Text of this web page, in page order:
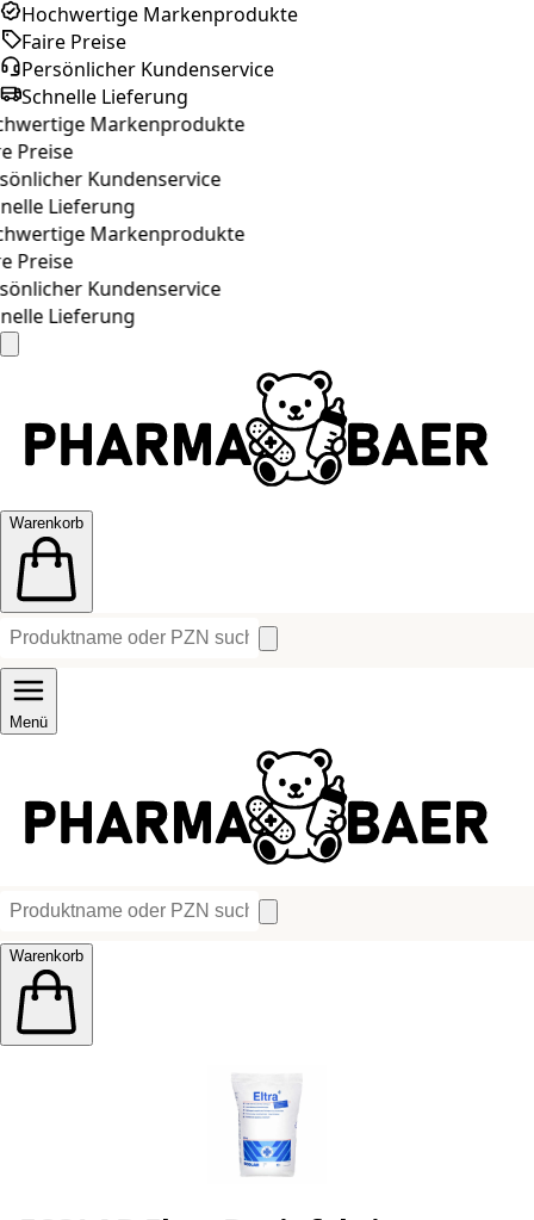
Hochwertige Markenprodukte
Faire Preise
Persönlicher Kundenservice
Schnelle Lieferung
Markenprodukte
Preise
Kundenservice
Lieferung
Markenprodukte
Preise
Kundenservice
Lieferung
Warenkorb
Menü
Warenkorb